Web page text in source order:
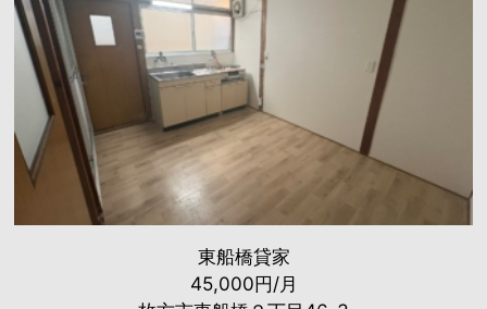
東船橋貸家
45,000円/月